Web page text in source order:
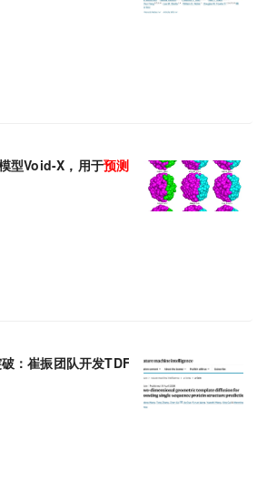
型Void-X，用于预测 蛋白质原子堆积
：崔振团队开发TDFold，性能更优、速度